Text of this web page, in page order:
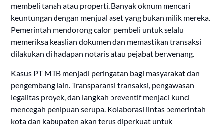
membeli tanah atau properti. Banyak oknum mencari
keuntungan dengan menjual aset yang bukan milik mereka.
Pemerintah mendorong calon pembeli untuk selalu
memeriksa keaslian dokumen dan memastikan transaksi
dilakukan di hadapan notaris atau pejabat berwenang.
Kasus PT MTB menjadi peringatan bagi masyarakat dan
pengembang lain. Transparansi transaksi, pengawasan
legalitas proyek, dan langkah preventif menjadi kunci
mencegah penipuan serupa. Kolaborasi lintas pemerintah
kota dan kabupaten akan terus diperkuat untuk